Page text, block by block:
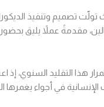
تصميم وتنفيذ
مقدمةً عملاً يليق
هذا التقليد السنوي، إذ
في أجواء يغمرها